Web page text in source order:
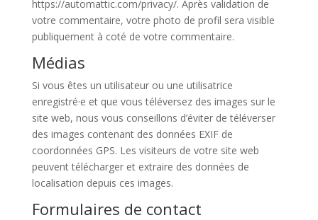
https://automattic.com/privacy/. Après validation de
votre commentaire, votre photo de profil sera visible
publiquement à coté de votre commentaire.
Médias
Si vous êtes un utilisateur ou une utilisatrice
enregistré·e et que vous téléversez des images sur le
site web, nous vous conseillons d’éviter de téléverser
des images contenant des données EXIF de
coordonnées GPS. Les visiteurs de votre site web
peuvent télécharger et extraire des données de
localisation depuis ces images.
Formulaires de contact